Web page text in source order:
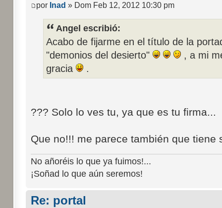
por Inad » Dom Feb 12, 2012 10:30 pm
Angel escribió:
Acabo de fijarme en el título de la
"demonios del desierto"
, a mi
gracia
.
??? Solo lo ves tu, ya que es tu firma...
Que no!!! me parece también que tiene
No añoréis lo que ya fuimos!...
¡Soñad lo que aún seremos!
Re: portal